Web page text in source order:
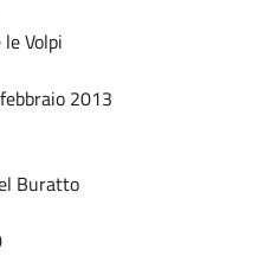
Volpi
2013
Buratto